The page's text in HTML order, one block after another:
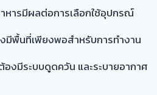
หารมีผลต่อการเลือกใช้อุปกรณ์
มีพื้นที่เพียงพอสำหรับการทำงาน
องมีระบบดูดควัน และระบายอากาศ